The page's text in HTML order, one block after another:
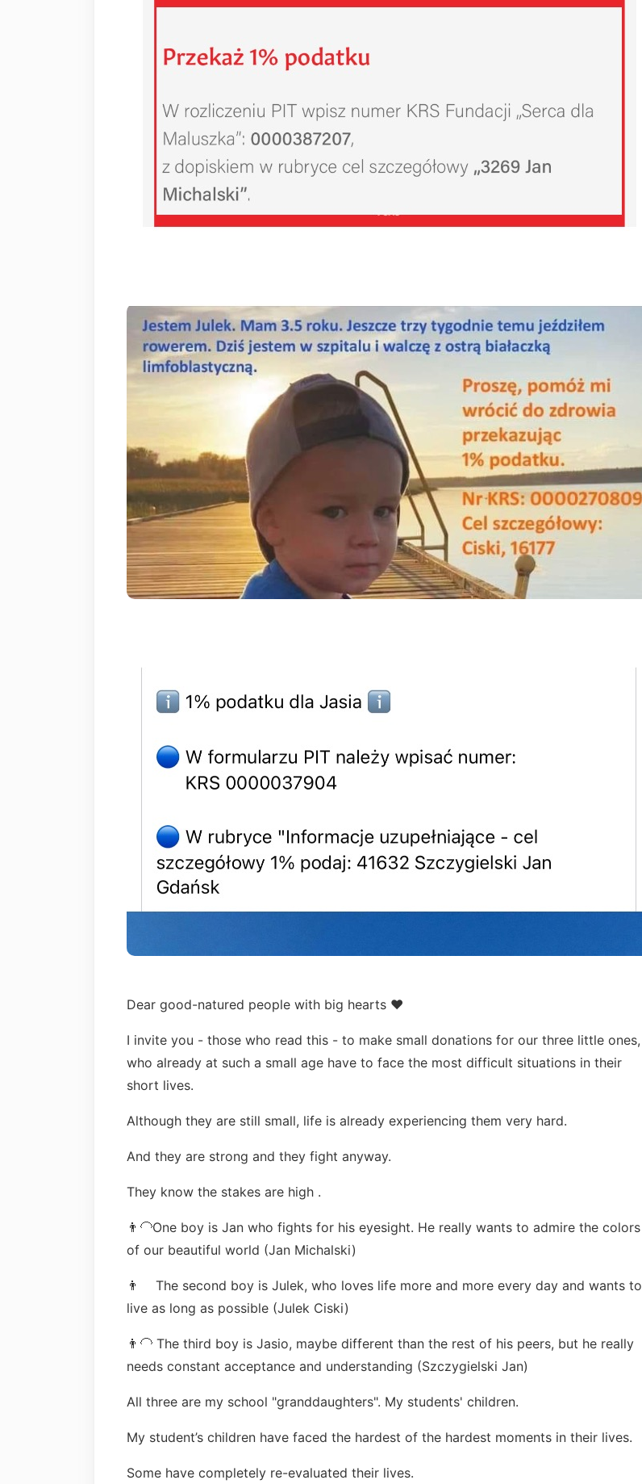
Dear good-natured people with big hearts ❤️
I invite you - those who read this - to make small donations for our three little ones,
who already at such a small age have to face the most difficult situations in their
short lives.
Although they are still small, life is already experiencing them very hard.
And they are strong and they fight anyway.
They know the stakes are high .
👨‍🦲One boy is Jan who fights for his eyesight. He really wants to admire the colors
of our beautiful world (Jan Michalski)
👨 The second boy is Julek, who loves life more and more every day and wants to
live as long as possible (Julek Ciski)
👨‍🦲 The third boy is Jasio, maybe different than the rest of his peers, but he really
needs constant acceptance and understanding (Szczygielski Jan)
All three are my school "granddaughters". My students' children.
My student’s children have faced the hardest of the hardest moments in their lives.
Some have completely re-evaluated their lives.